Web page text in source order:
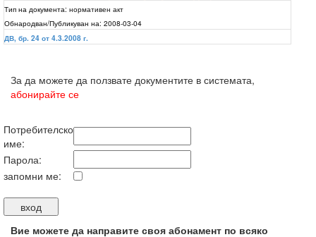
Тип на документа: нормативен акт
Обнародван/Публикуван на: 2008-03-04
ДВ, бр. 24 от 4.3.2008 г.
За да можете да ползвате документите в системата,
абонирайте се
Потребителско
име:
Парола:
запомни ме:
Вие можете да направите своя абонамент по всяко